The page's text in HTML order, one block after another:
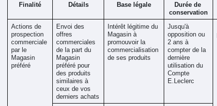
Finalité Détails Base légale
Durée de
conservation
Actions de
prospection
commerciale
par le
Magasin
préféré
Envoi des
offres
commerciales
de la part du
Magasin
préféré pour
des produits
similaires à
ceux de vos
derniers achats
Intérêt légitime du
Magasin à
promouvoir la
commercialisation
de ses produits
Jusqu'à
opposition ou
2 ans à
compter de la
dernière
utilisation du
Compte
E.Leclerc